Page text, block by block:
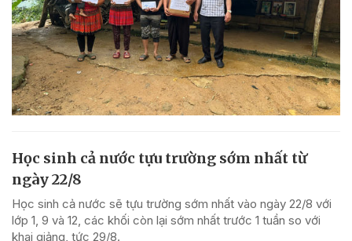
Học sinh cả nước tựu trường sớm nhất từ
ngày 22/8
Học sinh cả nước sẽ tựu trường sớm nhất vào ngày 22/8 với
lớp 1, 9 và 12, các khối còn lại sớm nhất trước 1 tuần so với
khai giảng, tức 29/8.